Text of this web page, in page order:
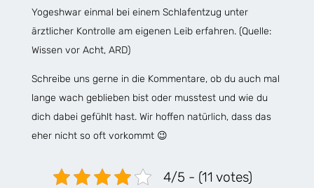
Yogeshwar einmal bei einem Schlafentzug unter
ärztlicher Kontrolle am eigenen Leib erfahren. (Quelle:
Wissen vor Acht, ARD)
Schreibe uns gerne in die Kommentare, ob du auch mal
lange wach geblieben bist oder musstest und wie du
dich dabei gefühlt hast. Wir hoffen natürlich, dass das
eher nicht so oft vorkommt 😉
4/5 - (11 votes)